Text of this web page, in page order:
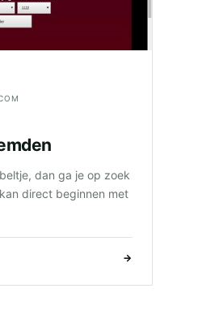
dan ga je op zoek
direct beginnen met
→